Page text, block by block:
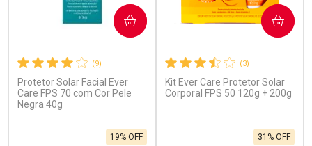
(9)
Protetor Solar Facial Ever
Care FPS 70 com Cor Pele
Negra 40g
19% OFF
COMPRAR
(3)
Kit Ever Care Protetor Solar
Corporal FPS 50 120g + 200g
31% OFF
COMPRAR